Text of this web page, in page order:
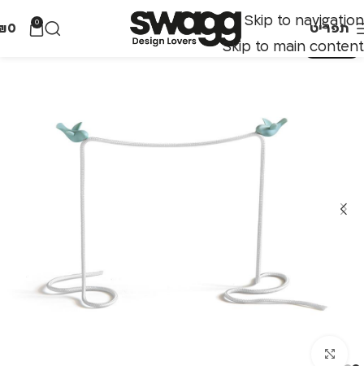
Skip to navigation
Skip to main content
תפריט 0
0
אזל מהמלאי